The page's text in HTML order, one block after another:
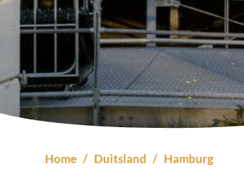
Home / Duitsland / Hamburg